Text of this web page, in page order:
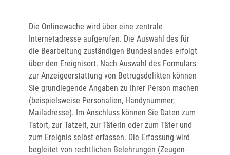
Die Onlinewache wird über eine zentrale
Internetadresse aufgerufen. Die Auswahl des für
die Bearbeitung zuständigen Bundeslandes erfolgt
über den Ereignisort. Nach Auswahl des Formulars
zur Anzeigeerstattung von Betrugsdelikten können
Sie grundlegende Angaben zu Ihrer Person machen
(beispielsweise Personalien, Handynummer,
Mailadresse). Im Anschluss können Sie Daten zum
Tatort, zur Tatzeit, zur Täterin oder zum Täter und
zum Ereignis selbst erfassen. Die Erfassung wird
begleitet von rechtlichen Belehrungen (Zeugen-